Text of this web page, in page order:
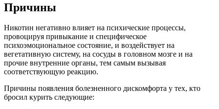
Причины
Никотин негативно влияет на психические процессы,
провоцируя привыкание и специфическое
психоэмоциональное состояние, и воздействует на
вегетативную систему, на сосуды в головном мозге и на
прочие внутренние органы, тем самым вызывая
соответствующую реакцию.
Причины появления болезненного дискомфорта у тех, кто
бросил курить следующие: